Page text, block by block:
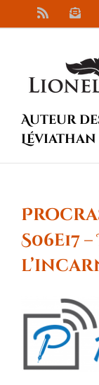
au
Auteur
Léviathan